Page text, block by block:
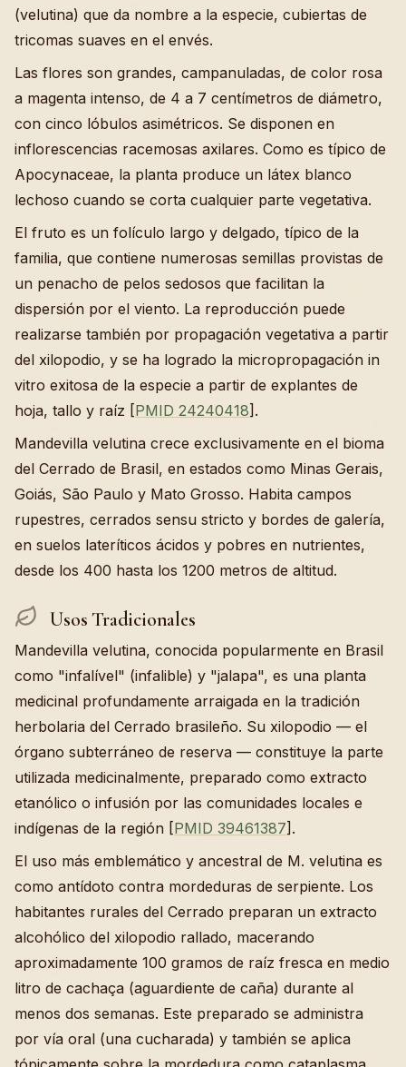
(velutina) que da nombre a la especie, cubiertas de
tricomas suaves en el envés.
Las flores son grandes, campanuladas, de color rosa
a magenta intenso, de 4 a 7 centímetros de diámetro,
con cinco lóbulos asimétricos. Se disponen en
inflorescencias racemosas axilares. Como es típico de
Apocynaceae, la planta produce un látex blanco
lechoso cuando se corta cualquier parte vegetativa.
El fruto es un folículo largo y delgado, típico de la
familia, que contiene numerosas semillas provistas de
un penacho de pelos sedosos que facilitan la
dispersión por el viento. La reproducción puede
realizarse también por propagación vegetativa a partir
del xilopodio, y se ha logrado la micropropagación in
vitro exitosa de la especie a partir de explantes de
hoja, tallo y raíz [PMID 24240418].
Mandevilla velutina crece exclusivamente en el bioma
del Cerrado de Brasil, en estados como Minas Gerais,
Goiás, São Paulo y Mato Grosso. Habita campos
rupestres, cerrados sensu stricto y bordes de galería,
en suelos lateríticos ácidos y pobres en nutrientes,
desde los 400 hasta los 1200 metros de altitud.
Usos Tradicionales
Mandevilla velutina, conocida popularmente en Brasil
como "infalível" (infalible) y "jalapa", es una planta
medicinal profundamente arraigada en la tradición
herbolaria del Cerrado brasileño. Su xilopodio — el
órgano subterráneo de reserva — constituye la parte
utilizada medicinalmente, preparado como extracto
etanólico o infusión por las comunidades locales e
indígenas de la región [PMID 39461387].
El uso más emblemático y ancestral de M. velutina es
como antídoto contra mordeduras de serpiente. Los
habitantes rurales del Cerrado preparan un extracto
alcohólico del xilopodio rallado, macerando
aproximadamente 100 gramos de raíz fresca en medio
litro de cachaça (aguardiente de caña) durante al
menos dos semanas. Este preparado se administra
por vía oral (una cucharada) y también se aplica